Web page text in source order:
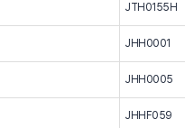
JTH0155H
JHH0001
JHH0005
JHHF059